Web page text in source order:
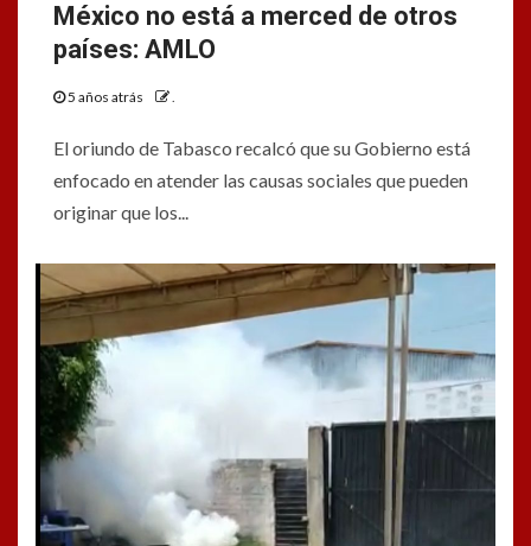
México no está a merced de otros
países: AMLO
5 años atrás .
El oriundo de Tabasco recalcó que su Gobierno está
enfocado en atender las causas sociales que pueden
originar que los...